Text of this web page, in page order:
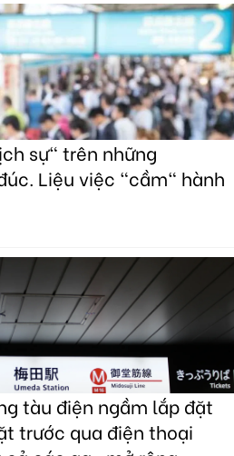
sự" trên những
Liệu việc "cầm" hành
tàu điện ngầm lắp đặt
trước qua điện thoại